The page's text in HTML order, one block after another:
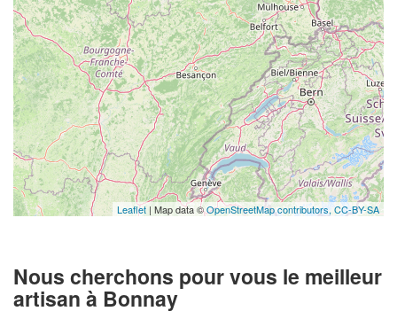
Leaflet | Map data ©OpenStreetMap contributors,CC-BY-SA
Nous cherchons pour vous le meilleur
artisan à Bonnay